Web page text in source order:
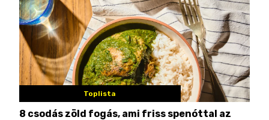
Toplista
8 csodás zöld fogás, ami friss spenóttal az